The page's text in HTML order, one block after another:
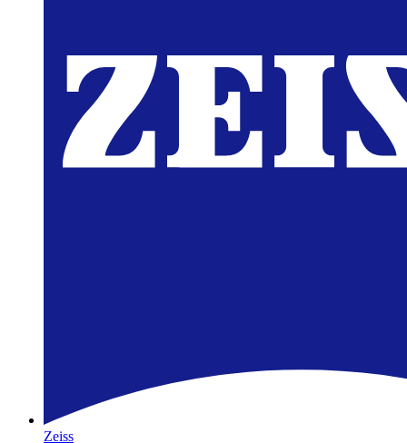
Zeiss